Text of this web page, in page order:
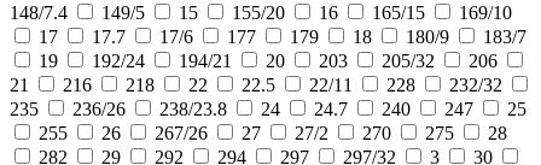
148/7.4
149/5 15 155/20 16 165/15
169/10
17
17.7 17/6 177 179 18 180/9
183/7
19
192/24 194/21 20 203 205/32
206
21
216 218 22 22.5 22/11 228
232/32
235
236/26 238/23.8 24 24.7 240 247
25
255
26 267/26 27 27/2 270 275
28
282
29 292 294 297 297/32 3
30